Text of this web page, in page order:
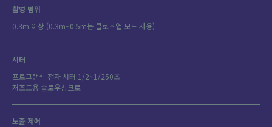
촬영 범위
0.3m 이상 (0.3m~0.5m는 클로즈업 모드 사용)
셔터
프로그램식 전자 셔터 1/2~1/250초
저조도용 슬로우싱크로
노출 제어